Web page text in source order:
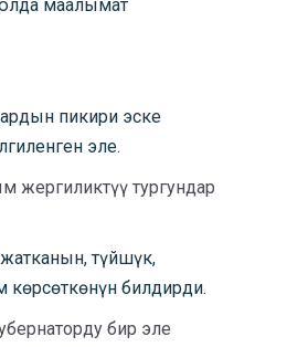
маалымат
пикири эске
эле.
жергиликтүү тургундар
түйшүк,
билдирди.
бир эле